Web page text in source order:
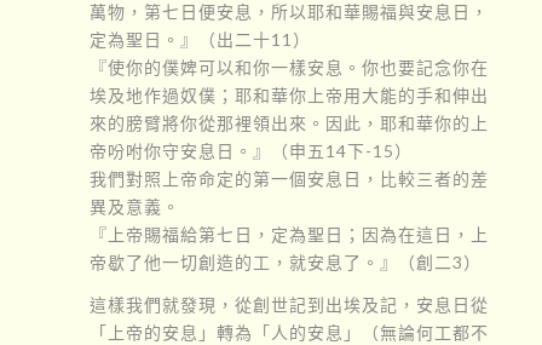
萬物，第七日便安息，所以耶和華賜福與安息日，
定為聖日。』（出二十11）
『使你的僕婢可以和你一樣安息。你也要記念你在
埃及地作過奴僕；耶和華你上帝用大能的手和伸出
來的膀臂將你從那裡領出來。因此，耶和華你的上
帝吩咐你守安息日。』（申五14下-15）
我們對照上帝命定的第一個安息日，比較三者的差
異及意義。
『上帝賜福給第七日，定為聖日；因為在這日，上
帝歇了他一切創造的工，就安息了。』（創二3）
這樣我們就發現，從創世記到出埃及記，安息日從
「上帝的安息」轉為「人的安息」（無論何工都不